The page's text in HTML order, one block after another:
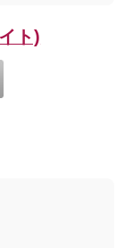
ト)